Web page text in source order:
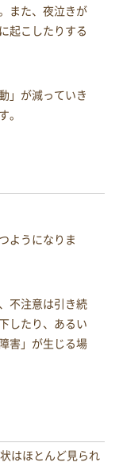
また、夜泣きが
起こしたりする
」が減っていき
。
ようになりま
不注意は引き続
したり、あるい
害」が生じる場
はほとんど見られ